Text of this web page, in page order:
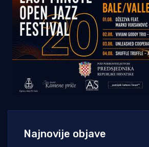
Najnovije objave